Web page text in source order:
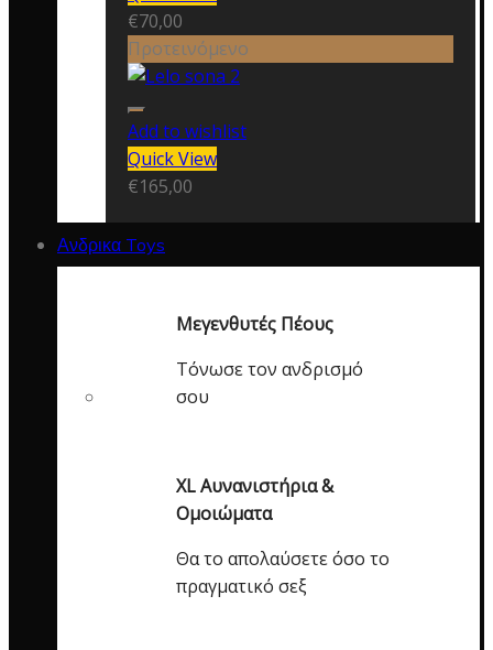
€70,00
Προτεινόμενο
Add to wishlist
Quick View
€165,00
Ανδρικα Toys
Μεγενθυτές Πέους
Τόνωσε τον ανδρισμό
σου
XL Αυνανιστήρια &
Ομοιώματα
Θα το απολαύσετε όσο το
πραγματικό σεξ